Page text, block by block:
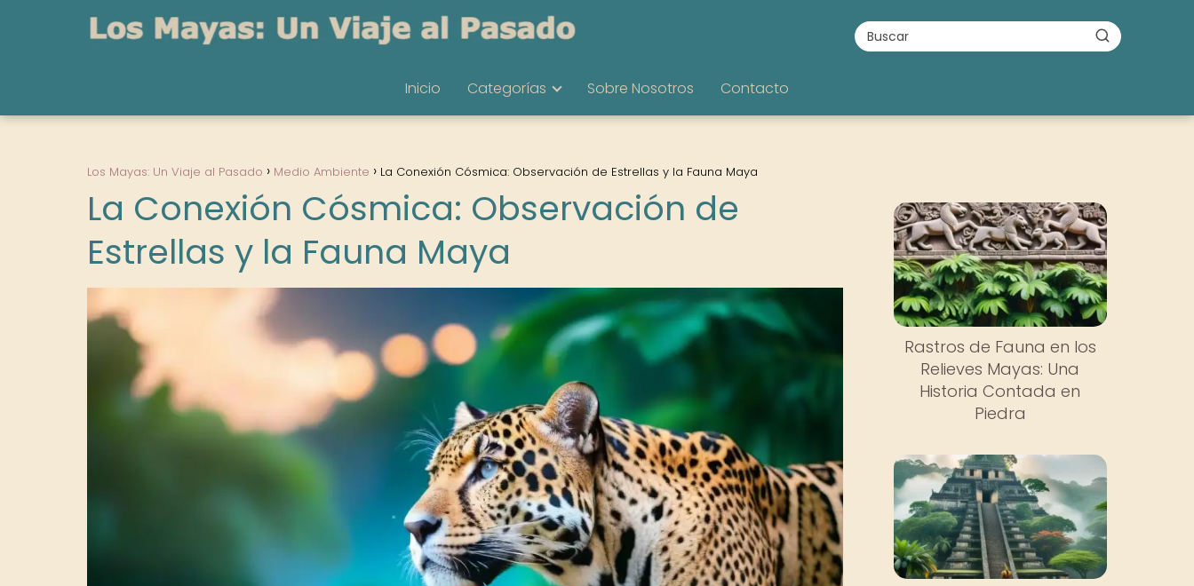
Inicio Categorías Sobre Nosotros Contacto
Los Mayas: Un Viaje al Pasado Medio Ambiente La Conexión Cósmica: Observación de Estrellas y la Fauna Maya
La Conexión Cósmica: Observación de
Estrellas y la Fauna Maya
Rastros de Fauna en los
Relieves Mayas: Una
Historia Contada en
Piedra